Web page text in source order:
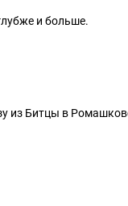
и больше.
из Битцы в